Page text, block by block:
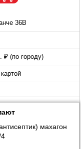
36В
₽ (по городу)
махагон